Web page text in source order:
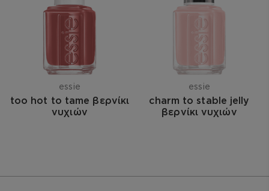
essie
too hot to tame βερνίκι
νυχιών
essie
charm to stable jelly
βερνίκι νυχιών